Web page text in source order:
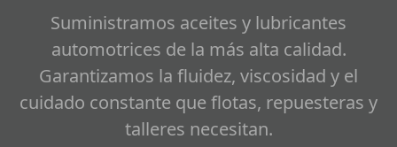
Suministramos aceites y lubricantes
automotrices de la más alta calidad.
Garantizamos la fluidez, viscosidad y el
cuidado constante que flotas, repuesteras y
talleres necesitan.